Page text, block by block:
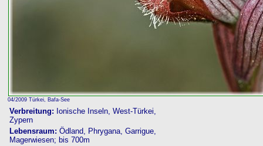
04/2009 Türkei, Bafa-See
Verbreitung: Ionische Inseln, West-Türkei,
Zypern
Lebensraum: Ödland, Phrygana, Garrigue,
Magerwiesen; bis 700m